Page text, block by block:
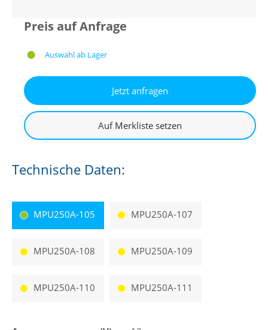
Preis auf Anfrage
Auswahl ab Lager
Technische Daten:
MPU250A-105 MPU250A-107
MPU250A-108 MPU250A-109
MPU250A-110 MPU250A-111